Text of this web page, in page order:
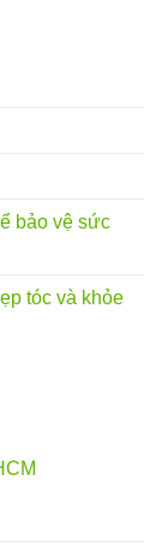
bảo vệ sức
tóc và khỏe